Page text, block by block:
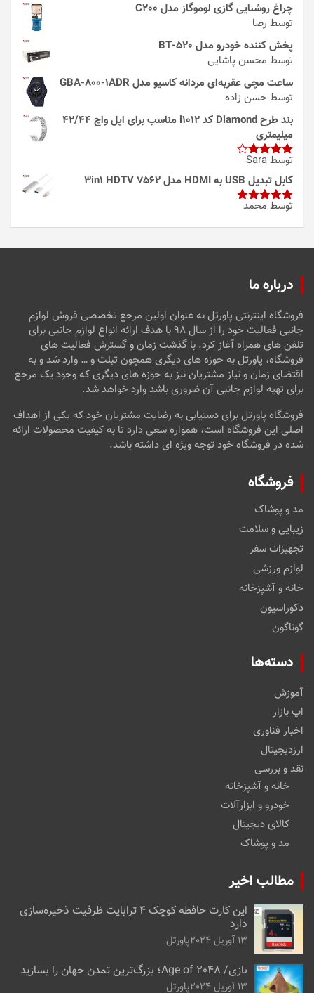
چراغ روشنایی گازی لوموگاز مدل C200
توسط رضا
پخش کننده خودرو مدل 520-BT
توسط محسن پاشایی
ساعت مچی عقربه‌ای مردانه کاسیو مدل GBA-800-1ADR
توسط حسن زاده
بند طرح Diamond کد i1012 مناسب برای اپل واچ 42/44
میلیمتری
امتیاز4
از 5
توسط Sara
کابل تبدیل USB به HDMI مدل 3in1 HDTV 7562
امتیاز5از
توسط محمد
درباره ما
فروشگاه اینترنتی پاورتل به عنوان اولین مرجع تخصصی فروش لوازم
جانبی فعالیت خود را از سال ۹۸ با هدف ارائه انواع لوازم جانبی برای
تلفن های همراه آغاز کرد. با گذشت زمان و گسترش فعالیت های
فروشگاه، پاورتل به حوزه های دیگری همچون تبلت و … وارد شد و به
اقتضای زمان و نیاز مشتریان نیز به حوزه های دیگری که وجود یک مرجع
برای تهیه لوازم جانبی آن ضروری باشد وارد خواهد شد.
فروشگاه پاورتل برای دستیابی به رضایت مشتریان خود که یکی از اهداف
اصلی این فروشگاه است، همواره سعی دارد تا به کیفیت محصولات ارائه
شده در فروشگاه خود توجه ویژه ای داشته باشد.
فروشگاه
مد و پوشاک
زیبایی و سلامت
تجهیزات سفر
لوازم ورزشی
خانه و آشپزخانه
دکوراسیون
گوناگون
دسته‌ها
آموزش
اپ بازار
اخبار فناوری
ارزدیجیتال
نقد و بررسی
خانه و آشپزخانه
خودرو و ابزارآلات
کالای دیجیتال
مد و پوشاک
مطالب اخیر
این کارت حافظه کوچک ۴ ترابایت ظرفیت ذخیره‌سازی
دارد
13 آوریل 2024 پاورتل
بازی/ Age of 2048؛ بزرگ‌ترین تمدن جهان را بسازید
13 آوریل 2024 پاورتل